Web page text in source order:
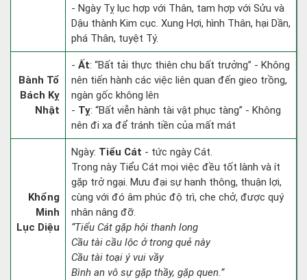
- Ngày Tỵ lục hợp với Thân, tam hợp với Sửu và
Dậu thành Kim cục. Xung Hợi, hình Thân, hại Dần,
phá Thân, tuyệt Tý.
Bành Tổ
Bách Kỵ
Nhật
- Ất: “Bất tải thực thiên chu bất trưởng” - Không
nên tiến hành các việc liên quan đến gieo trồng,
ngàn gốc không lên
- Tỵ: “Bất viễn hành tài vật phục tàng” - Không
nên đi xa để tránh tiền của mất mát
Khổng
Minh
Lục Diệu
Ngày: Tiểu Cát - tức ngày Cát.
Trong này Tiểu Cát mọi việc đều tốt lành và ít
gặp trở ngại. Mưu đại sự hanh thông, thuận lợi,
cùng với đó âm phúc độ trì, che chở, được quý
nhân nâng đỡ.
“Tiểu Cát gặp hội thanh long
Cầu tài cầu lộc ở trong quẻ này
Cầu tài toại ý vui vầy
Bình an vô sự gặp thầy, gặp quen.”